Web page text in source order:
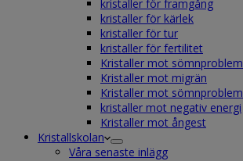
kristaller för framgång
kristaller för kärlek
kristaller för tur
kristaller för fertilitet
Kristaller mot sömnproblem
Kristaller mot migrän
Kristaller mot sömnproblem
kristaller mot negativ energi
Kristaller mot ångest
Kristallskolan
Våra senaste inlägg